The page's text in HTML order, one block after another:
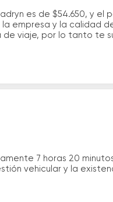
es de $54.650, y el
empresa y la calidad
viaje, por lo tanto te
7 horas 20
vehicular y la